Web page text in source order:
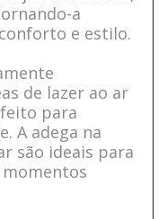
a
e estilo.
de lazer ao ar
para
A adega na
são ideais para